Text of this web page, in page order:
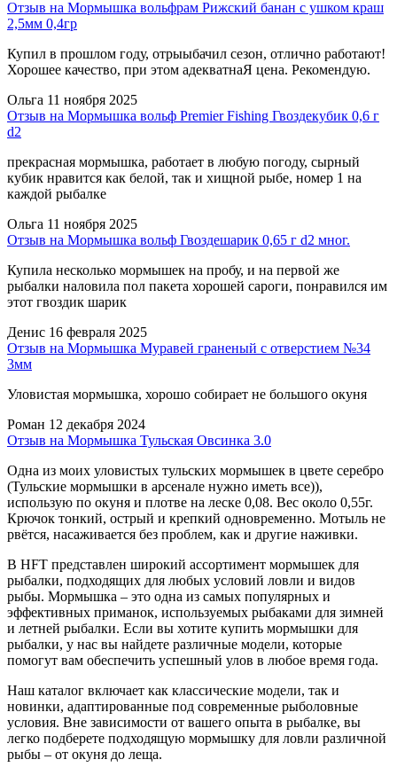
Отзыв на Мормышка вольфрам Рижский банан с ушком краш
2,5мм 0,4гр
Купил в прошлом году, отрыыбачил сезон, отлично работают!
Хорошее качество, при этом адекватнаЯ цена. Рекомендую.
Ольга 11 ноября 2025
Отзыв на Мормышка вольф Premier Fishing Гвоздекубик 0,6 г
d2
прекрасная мормышка, работает в любую погоду, сырный
кубик нравится как белой, так и хищной рыбе, номер 1 на
каждой рыбалке
Ольга 11 ноября 2025
Отзыв на Мормышка вольф Гвоздешарик 0,65 г d2 мног.
Купила несколько мормышек на пробу, и на первой же
рыбалки наловила пол пакета хорошей сароги, понравился им
этот гвоздик шарик
Денис 16 февраля 2025
Отзыв на Мормышка Муравей граненый с отверстием №34
3мм
Уловистая мормышка, хорошо собирает не большого окуня
Роман 12 декабря 2024
Отзыв на Мормышка Тульская Овсинка 3.0
Одна из моих уловистых тульских мормышек в цвете серебро
(Тульские мормышки в арсенале нужно иметь все)),
использую по окуня и плотве на леске 0,08. Вес около 0,55г.
Крючок тонкий, острый и крепкий одновременно. Мотыль не
рвётся, насаживается без проблем, как и другие наживки.
В HFT представлен широкий ассортимент мормышек для
рыбалки, подходящих для любых условий ловли и видов
рыбы. Мормышка – это одна из самых популярных и
эффективных приманок, используемых рыбаками для зимней
и летней рыбалки. Если вы хотите купить мормышки для
рыбалки, у нас вы найдете различные модели, которые
помогут вам обеспечить успешный улов в любое время года.
Наш каталог включает как классические модели, так и
новинки, адаптированные под современные рыболовные
условия. Вне зависимости от вашего опыта в рыбалке, вы
легко подберете подходящую мормышку для ловли различной
рыбы – от окуня до леща.